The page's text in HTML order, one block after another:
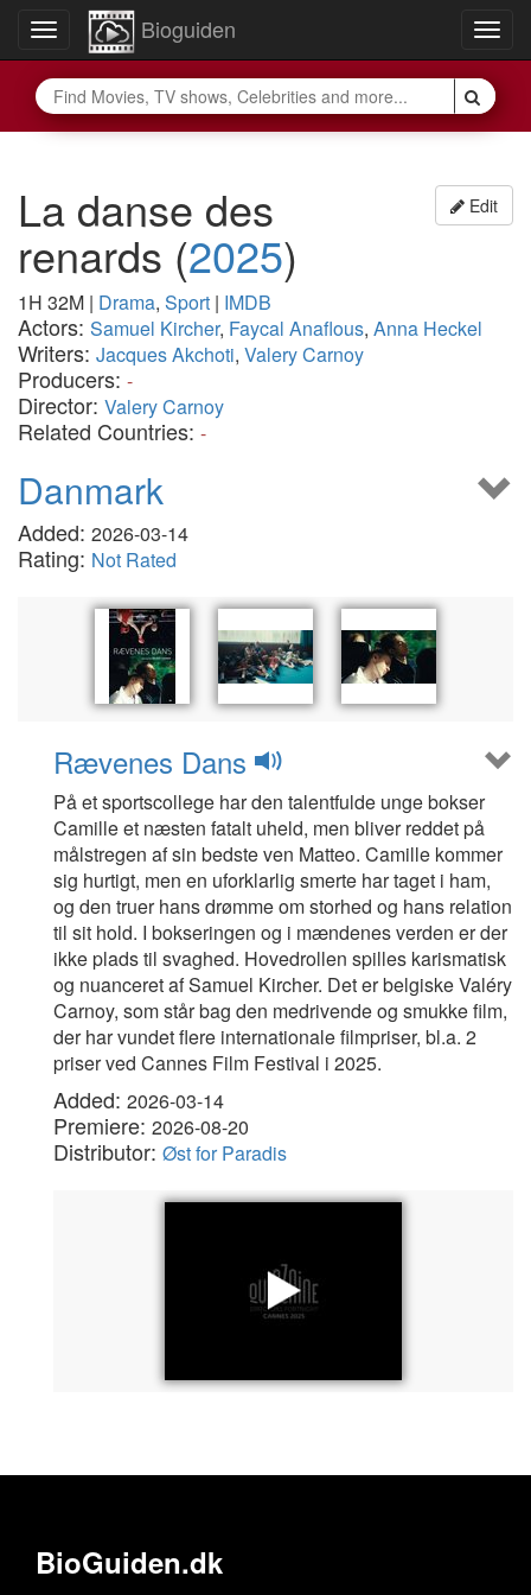
Toggle
navigation
Bioguiden
Edit
La danse des
renards (2025)
1H 32M | Drama, Sport | IMDB
Actors: Samuel Kircher, Faycal Anaflous, Anna Heckel
Writers: Jacques Akchoti, Valery Carnoy
Producers: -
Director: Valery Carnoy
Related Countries: -
Danmark
Added: 2026-03-14
Rating: Not Rated
Rævenes Dans
På et sportscollege har den talentfulde unge bokser
Camille et næsten fatalt uheld, men bliver reddet på
målstregen af sin bedste ven Matteo. Camille kommer
sig hurtigt, men en uforklarlig smerte har taget i ham,
og den truer hans drømme om storhed og hans relation
til sit hold. I bokseringen og i mændenes verden er der
ikke plads til svaghed. Hovedrollen spilles karismatisk
og nuanceret af Samuel Kircher. Det er belgiske Valéry
Carnoy, som står bag den medrivende og smukke film,
der har vundet flere internationale filmpriser, bl.a. 2
priser ved Cannes Film Festival i 2025.
Added: 2026-03-14
Premiere: 2026-08-20
Distributor: Øst for Paradis
BioGuiden.dk